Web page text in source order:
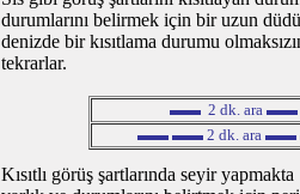
durumlarını belirmek için bir uzun
denizde bir kısıtlama durumu
tekrarlar.
▬▬ 2 dk. ara ▬▬
▬▬ ▬▬ 2 dk. ara
Kısıtlı görüş şartlarında seyir